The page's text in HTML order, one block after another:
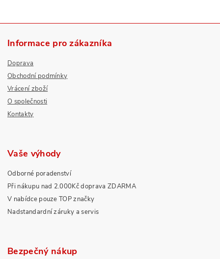
Informace pro zákazníka
Doprava
Obchodní podmínky
Vrácení zboží
O společnosti
Kontakty
Vaše výhody
Odborné poradenství
Při nákupu nad 2.000Kč doprava ZDARMA
V nabídce pouze TOP značky
Nadstandardní záruky a servis
Bezpečný nákup